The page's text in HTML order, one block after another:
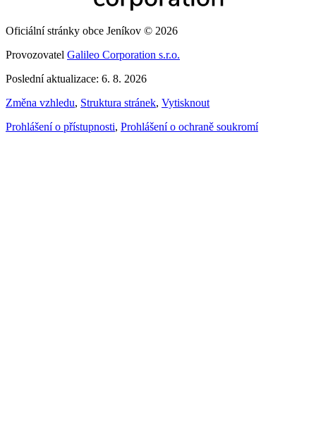
Oficiální stránky obce Jeníkov © 2026
Provozovatel Galileo Corporation s.r.o.
Poslední aktualizace: 6. 8. 2026
Změna vzhledu, Struktura stránek, Vytisknout
Prohlášení o přístupnosti, Prohlášení o ochraně soukromí